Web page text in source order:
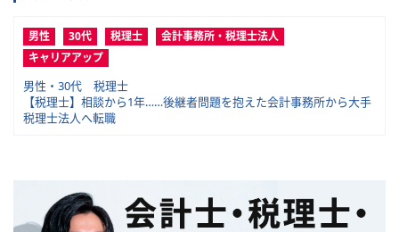
男性 30代 税理士
会計事務所・税理士法人
キャリアアップ
男性・30代 税理士
【税理士】相談から1年……後継者問題を抱えた会計事務所から大手
税理士法人へ転職